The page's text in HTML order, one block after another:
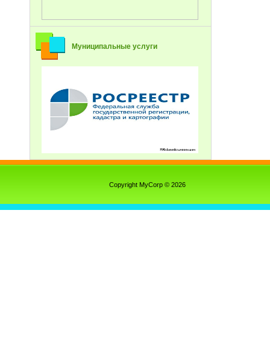
Муниципальные услуги
Copyright MyCorp © 2026